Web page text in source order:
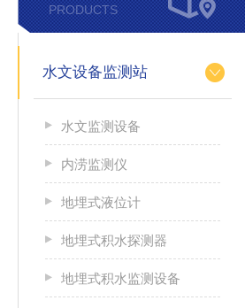
PRODUCTS
水文设备监测站
水文监测设备
内涝监测仪
地埋式液位计
地埋式积水探测器
地埋式积水监测设备